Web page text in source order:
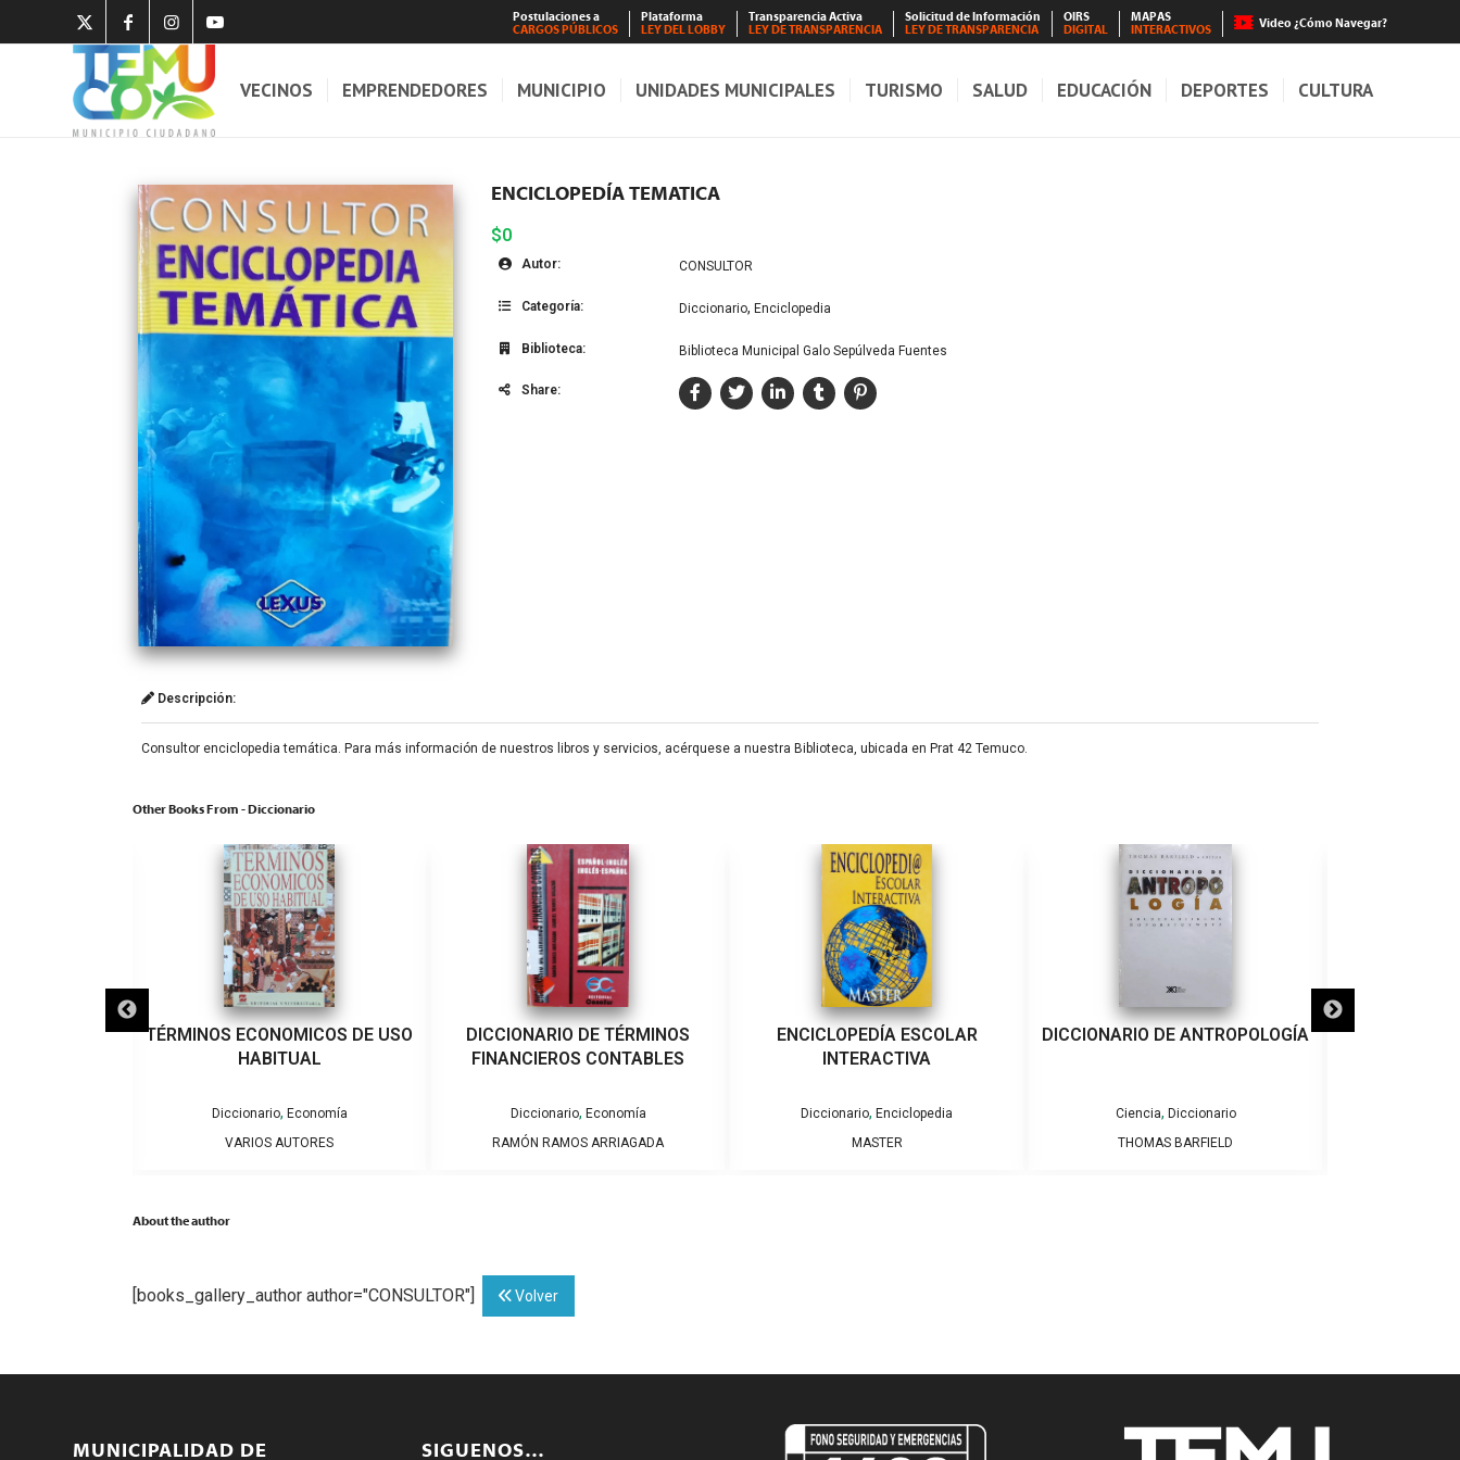
Postulaciones a
CARGOS PÚBLICOS
Plataforma
LEY DEL LOBBY
Transparencia Activa
LEY DE TRANSPARENCIA
Solicitud de Información
LEY DE TRANSPARENCIA
OIRS
DIGITAL
MAPAS
INTERACTIVOS
Video ¿Cómo Navegar?
VECINOS EMPRENDEDORES MUNICIPIO UNIDADES MUNICIPALES TURISMO SALUD EDUCACIÓN DEPORTES CULTURA
ENCICLOPEDÍA TEMATICA
$0
Autor: CONSULTOR
Categoría: Diccionario, Enciclopedia
Biblioteca: Biblioteca Municipal Galo Sepúlveda Fuentes
Share:
Descripción:
Consultor enciclopedia temática. Para más información de nuestros libros y servicios, acérquese a nuestra Biblioteca, ubicada en Prat 42 Temuco.
Other Books From - Diccionario
CHILENO
TÉRMINOS ECONOMICOS DE USO
HABITUAL
Diccionario, Economía
VARIOS AUTORES
DICCIONARIO DE TÉRMINOS
FINANCIEROS CONTABLES
Diccionario, Economía
RAMÓN RAMOS ARRIAGADA
ENCICLOPEDÍA ESCOLAR
INTERACTIVA
Diccionario, Enciclopedia
MASTER
DICCIONARIO DE ANTROPOLOGÍA
Ciencia, Diccionario
THOMAS BARFIELD
DICCIONARIO
About the author
[books_gallery_author author="CONSULTOR"] Volver
MUNICIPALIDAD DE SIGUENOS…